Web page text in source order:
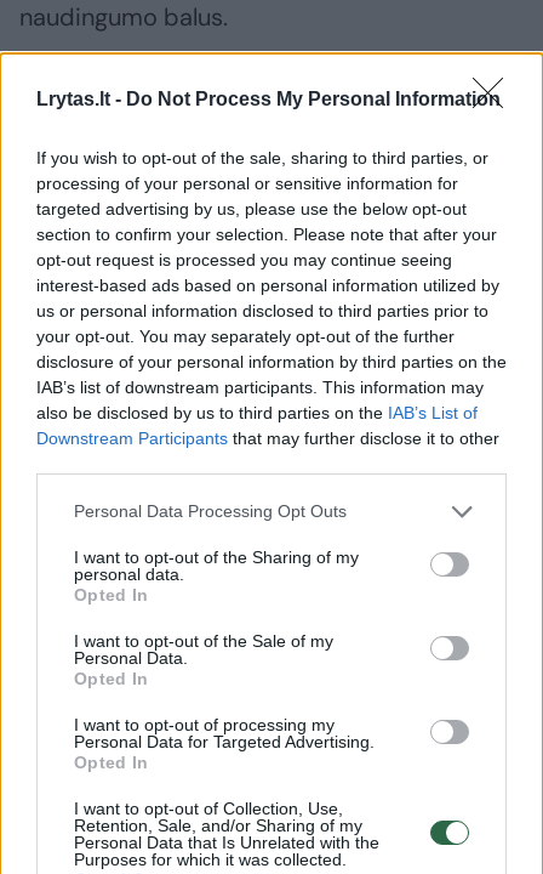
Lrytas.lt - Do Not Process My Personal Information
If you wish to opt-out of the sale, sharing to third parties, or
processing of your personal or sensitive information for
targeted advertising by us, please use the below opt-out
section to confirm your selection. Please note that after your
opt-out request is processed you may continue seeing
interest-based ads based on personal information utilized by
us or personal information disclosed to third parties prior to
your opt-out. You may separately opt-out of the further
disclosure of your personal information by third parties on the
IAB’s list of downstream participants. This information may
also be disclosed by us to third parties on the IAB’s List of
Downstream Participants that may further disclose it to other
Personal Data Processing Opt Outs
I want to opt-out of the Sharing of my
personal data.
Opted In
I want to opt-out of the Sale of my
Personal Data.
Opted In
I want to opt-out of processing my
Personal Data for Targeted Advertising.
Opted In
I want to opt-out of Collection, Use,
Retention, Sale, and/or Sharing of my
Personal Data that Is Unrelated with the
Purposes for which it was collected.
naudingumo balus.
„Nematoma pusė“ su G. Žiemeliu: kas
užkulisiai
Susiję straipsniai